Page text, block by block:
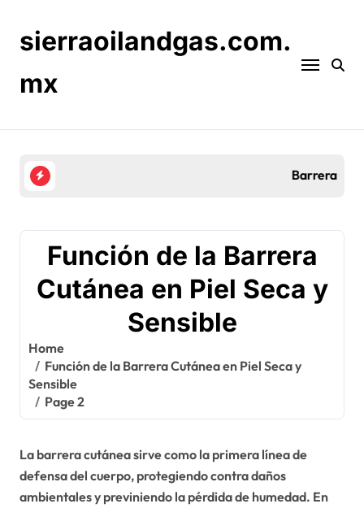
contentsierraoilandgas.com.
mx
Barrera Cutánea en el Eccema: Relación,
Función de la Barrera
Cutánea en Piel Seca y
Sensible
Home
Función de la Barrera Cutánea en Piel Seca y
Sensible
Page 2
La barrera cutánea sirve como la primera línea de
defensa del cuerpo, protegiendo contra daños
ambientales y previniendo la pérdida de humedad. En